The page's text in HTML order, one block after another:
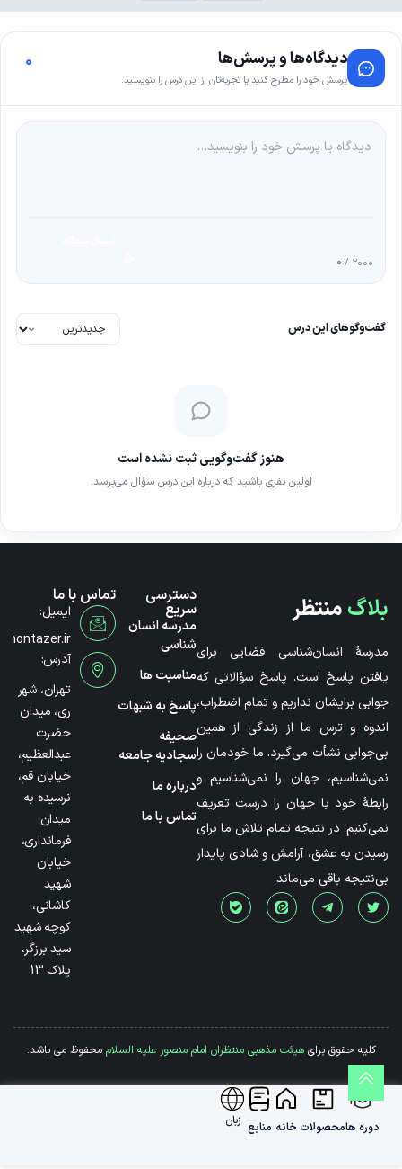
دیدگاه‌ها و پرسش‌ها
پرسش خود را مطرح کنید یا تجربه‌تان از این درس را بنویسید.
0
0 / 2000
گفت‌وگوهای این درس
هنوز گفت‌وگویی ثبت نشده است
اولین نفری باشید که درباره این درس سؤال می‌پرسد.
بلاگمنتظر
مدرسۀ انسان‌شناسی فضایی برای
یافتن پاسخ است. پاسخ سؤالاتی که
جوابی برایشان نداریم و تمام اضطراب،
اندوه و ترس ما از زندگی از همین
بی‌جوابی نشأت می‌گیرد. ما خودمان را
نمی‌شناسیم، جهان را نمی‌شناسیم و
رابطۀ خود با جهان را درست تعریف
نمی‌کنیم؛ در نتیجه تمام تلاش ما برای
رسیدن به عشق، آرامش و شادی پایدار
بی‌نتیجه باقی می‌ماند.
دسترسی
سریع
مدرسه انسان
شناسی
مناسبت ها
پاسخ به شبهات
صحیفه
سجادیه جامعه
درباره ما
تماس با ما
تماس با ما
ایمیل:
آدرس:
تهران، شهر
ری، میدان
حضرت
عبدالعظیم،
خیابان قم،
نرسیده به
میدان
فرمانداری،
خیابان
شهید
کاشانی،
کوچه شهید
سید برزگر،
پلاک 13
کلیه حقوق برایهیئت مذهبی منتظران امام منصور علیه السلاممحفوظ می باشد.
دوره هامحصولات خانه منابع زبان